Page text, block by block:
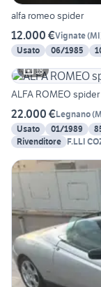
alfa romeo spider
12.000 €Vignate(MI
Usato
06/1985
18
ALFA ROMEO
22.000 €Legnano(
Usato
01/1989
Rivenditore F.LLI